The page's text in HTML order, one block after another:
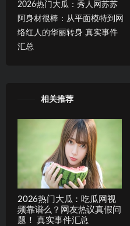
2026热门大瓜：秀人网苏苏
阿身材很棒：从平面模特到网
络红人的华丽转身 真实事件
汇总
相关推荐
2026热门大瓜：吃瓜网视
频靠谱么？网友热议真假问
题！ 真实事件汇总